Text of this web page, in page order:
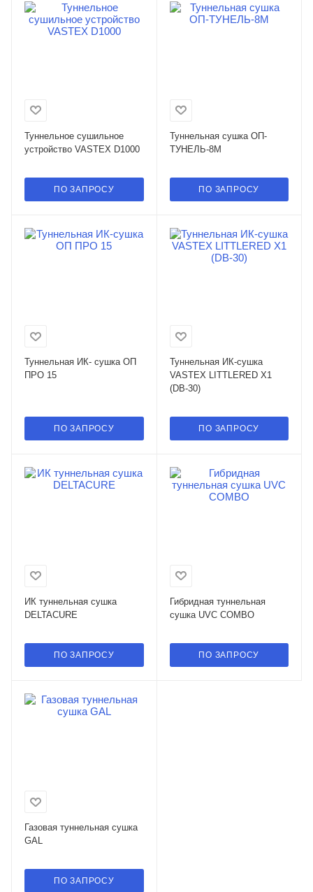
Туннельное сушильное
устройство VASTEX D1000
ПО ЗАПРОСУ
Туннельная сушка ОП-
ТУНЕЛЬ-8М
ПО ЗАПРОСУ
Туннельная ИК- сушка ОП
ПРО 15
ПО ЗАПРОСУ
Туннельная ИК-сушка
VASTEX LITTLERED X1
(DB-30)
ПО ЗАПРОСУ
ИК туннельная сушка
DELTACURE
ПО ЗАПРОСУ
Гибридная туннельная
сушка UVC COMBO
ПО ЗАПРОСУ
Газовая туннельная сушка
GAL
ПО ЗАПРОСУ